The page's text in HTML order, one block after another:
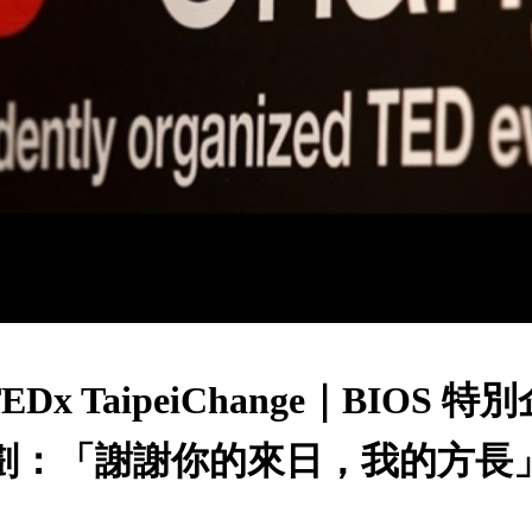
TaipeiChange｜BIOS 特別
：「謝謝你的來日，我的方長